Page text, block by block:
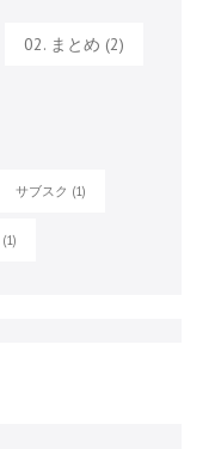
02. まとめ (2)
サブスク (1)
(1)